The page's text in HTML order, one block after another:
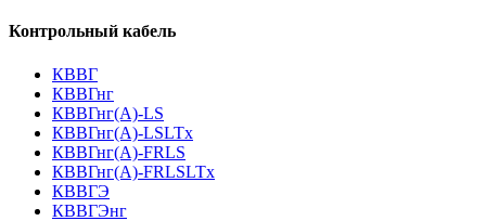
Контрольный кабель
КВВГ
КВВГнг
КВВГнг(А)-LS
КВВГнг(А)-LSLTx
КВВГнг(А)-FRLS
КВВГнг(А)-FRLSLTx
КВВГЭ
КВВГЭнг